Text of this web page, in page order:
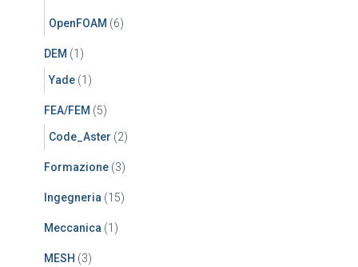
OpenFOAM (6)
DEM (1)
Yade (1)
FEA/FEM (5)
Code_Aster (2)
Formazione (3)
Ingegneria (15)
Meccanica (1)
MESH (3)